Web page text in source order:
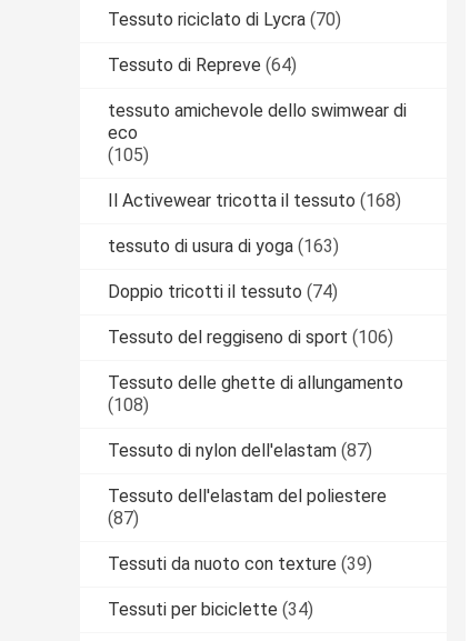
Tessuto riciclato di Lycra (70)
Tessuto di Repreve (64)
tessuto amichevole dello swimwear di
eco
(105)
Il Activewear tricotta il tessuto (168)
tessuto di usura di yoga (163)
Doppio tricotti il tessuto (74)
Tessuto del reggiseno di sport (106)
Tessuto delle ghette di allungamento
(108)
Tessuto di nylon dell'elastam (87)
Tessuto dell'elastam del poliestere
(87)
Tessuti da nuoto con texture (39)
Tessuti per biciclette (34)